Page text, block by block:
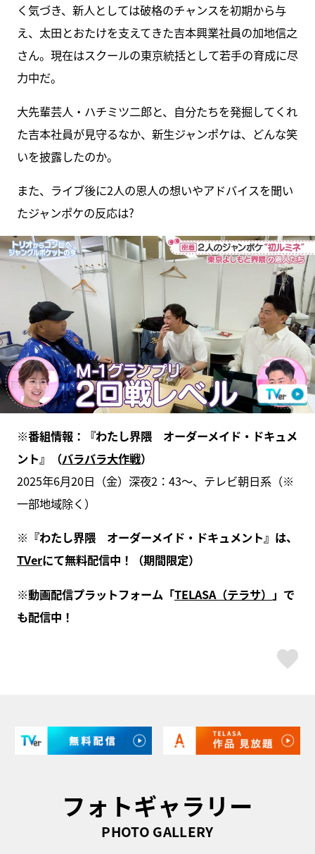
く気づき、新人としては破格のチャンスを初期から与
え、太田とおたけを支えてきた吉本興業社員の加地信之
さん。現在はスクールの東京統括として若手の育成に尽
力中だ。
大先輩芸人・ハチミツ二郎と、自分たちを発掘してくれ
た吉本社員が見守るなか、新生ジャンポケは、どんな笑
いを披露したのか。
また、ライブ後に2人の恩人の想いやアドバイスを聞い
たジャンポケの反応は?
※番組情報：『わたし界隈 オーダーメイド・ドキュメ
ント』（バラバラ大作戦）
2025年6月20日（金）深夜2：43～、テレビ朝日系（※
一部地域除く）
※『わたし界隈 オーダーメイド・ドキュメント』は、
TVerにて無料配信中！（期間限定）
※動画配信プラットフォーム「TELASA（テラサ） 」で
も配信中！
フォトギャラリー
PHOTO GALLERY